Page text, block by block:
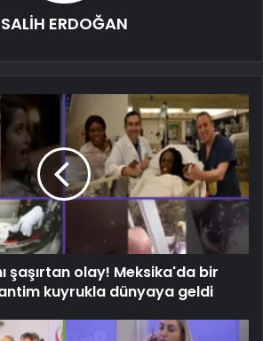
SALİH ERDOĞAN
şaşırtan olay! Meksika'da bir
kuyrukla dünyaya geldi